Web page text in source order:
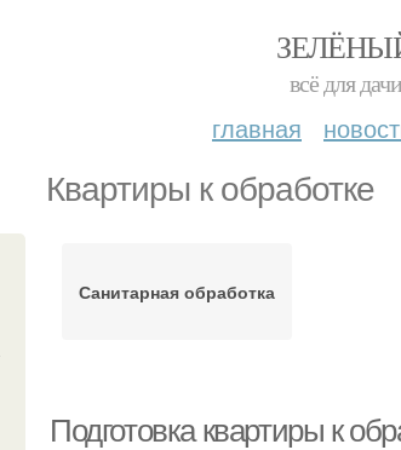
всё для
главная
Квартиры к обработке
Санитарная обработка
Подготовка квартиры к